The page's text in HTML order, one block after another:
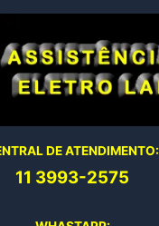
DE ATENDIMENTO:
11 3993-2575